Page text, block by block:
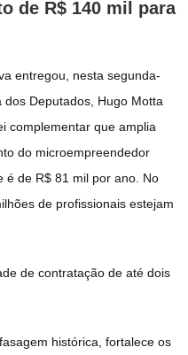
de R$ 140 mil para
entregou, nesta segunda-
Deputados, Hugo Motta
complementar que amplia
do microempreendedor
é de R$ 81 mil por ano. No
de profissionais estejam
de contratação de até dois
histórica, fortalece os